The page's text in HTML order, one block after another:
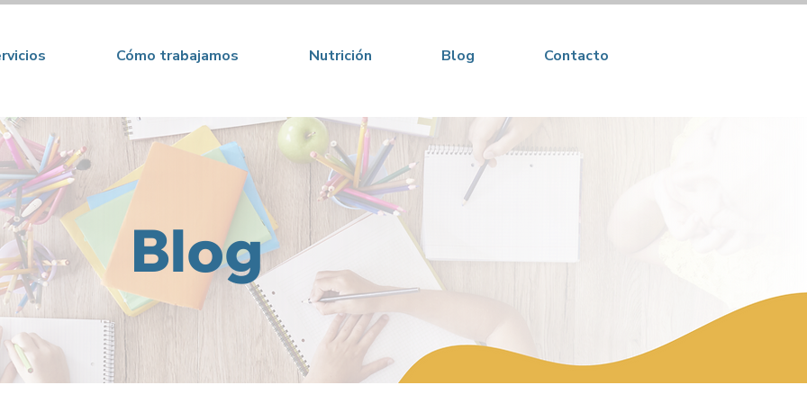
Cómo trabajamos Nutrición Blog Contacto
Blog